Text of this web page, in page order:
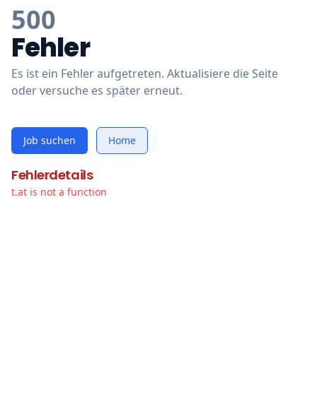
500
Fehler
Es ist ein Fehler aufgetreten. Aktualisiere die Seite
oder versuche es später erneut.
Job suchen Home
Fehlerdetails
t.at is not a function